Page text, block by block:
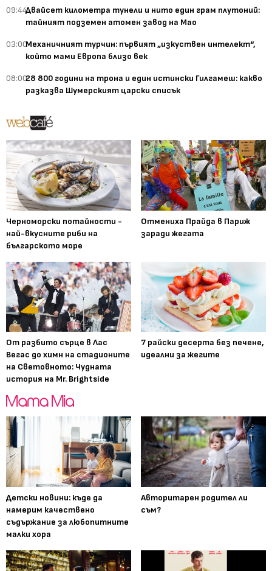
09:44Двайсет километра тунели и нито един грам плутоний:
тайният подземен атомен завод на Мао
03:00Механичният турчин: първият „изкуствен интелект“,
който мами Европа близо век
08:0028 800 години на трона и един истински Гилгамеш: какво
разказва Шумерският царски списък
Черноморски потайности -
най-вкусните риби на
българското море
Отмениха Прайда в Париж
заради жегата
От разбито сърце в Лас
Вегас до химн на стадионите
на Световното: Чудната
история на Mr. Brightside
7 райски десерта без печене,
идеални за жегите
Детски новини: къде да
намерим качествено
съдържание за любопитните
малки хора
Авторитарен родител ли
съм?